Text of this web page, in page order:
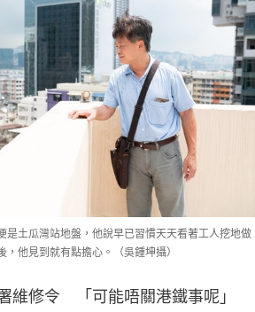
是土瓜灣站地盤，他說早已習慣天天看著工人挖地做
他見到就有點擔心。（吳鍾坤攝）
維修令　「可能唔關港鐵事呢」